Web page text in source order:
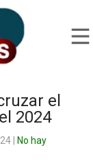
el
2024
No hay